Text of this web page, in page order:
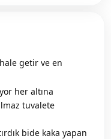
getir ve en
her altına
tuvalete
bide kaka yapan